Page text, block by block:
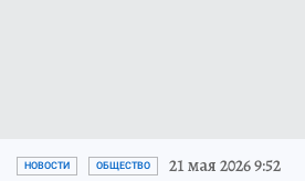
НОВОСТИ ОБЩЕСТВО 21 мая 2026 9:52